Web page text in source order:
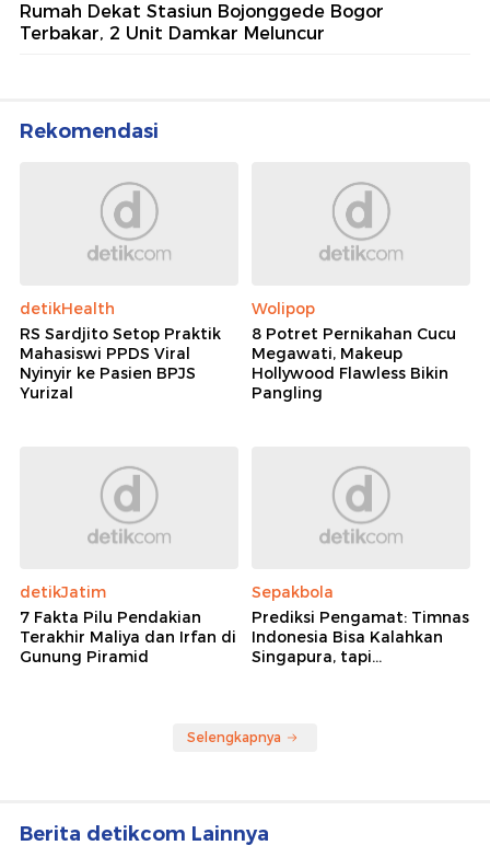
Rumah Dekat Stasiun Bojonggede Bogor
Terbakar, 2 Unit Damkar Meluncur
Rekomendasi
detikHealth
RS Sardjito Setop Praktik
Mahasiswi PPDS Viral
Nyinyir ke Pasien BPJS
Yurizal
Wolipop
8 Potret Pernikahan Cucu
Megawati, Makeup
Hollywood Flawless Bikin
Pangling
detikJatim
7 Fakta Pilu Pendakian
Terakhir Maliya dan Irfan di
Gunung Piramid
Sepakbola
Prediksi Pengamat: Timnas
Indonesia Bisa Kalahkan
Singapura, tapi...
Selengkapnya
Berita detikcom Lainnya